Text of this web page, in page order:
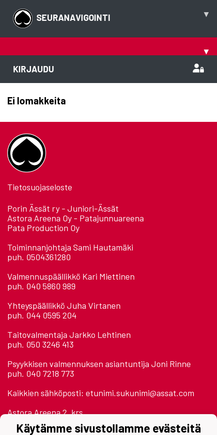
SEURANAVIGOINTI ▾
▾
KIRJAUDU
Ei lomakkeita
Tietosuojaseloste
Porin Ässät ry - Juniori-Ässät
Astora Areena Oy - Patajunnuareena
Pata Production Oy
Toiminnanjohtaja Sami Hautamäki
puh. 0504361280
Valmennuspäällikkö Kari Miettinen
puh. 040 5860 989
Yhteyspäällikkö Juha Virtanen
puh. 044 0595 204
Taitovalmentaja Jarkko Lehtinen
puh. 050 3246 413
Psyykkisen valmennuksen asiantuntija Joni Rinne
puh. 040 7218 773
Kaikkien sähköposti: etunimi.sukunimi@assat.com
Astora Areena 2. krs.
Jäähallinpolku
28500 Pori
Käytämme sivustollamme evästeitä